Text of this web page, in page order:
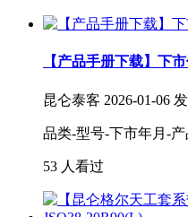
【产品手册下载】下
昆仑泰客 2026-01-06
品类-型号-下市年月-
53 人看过